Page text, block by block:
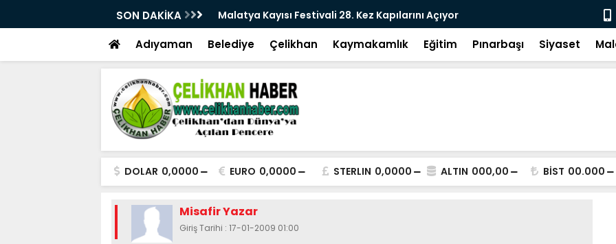
SON DAKİKA
Kez Kapılarını Açıyor Vesayetten Siyasete: DEM Parti’nin Tarihi Sınavı
Adıyaman Belediye Çelikhan Kaymakamlık Eğitim Pınarbaşı Siyaset
DOLAR 0,0000 EURO 0,0000 STERLIN 0,0000 ALTIN 000,00 BİST 00.000
Misafir Yazar
Giriş Tarihi : 17-01-2009 01:00